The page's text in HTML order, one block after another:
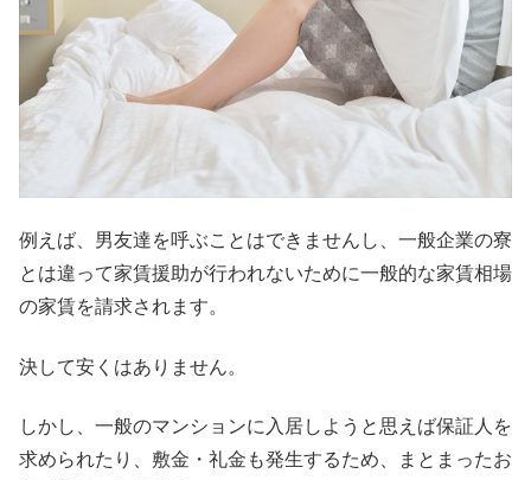
例えば、男友達を呼ぶことはできませんし、一般企業の寮
とは違って家賃援助が行われないために一般的な家賃相場
の家賃を請求されます。
決して安くはありません。
しかし、一般のマンションに入居しようと思えば保証人を
求められたり、敷金・礼金も発生するため、まとまったお